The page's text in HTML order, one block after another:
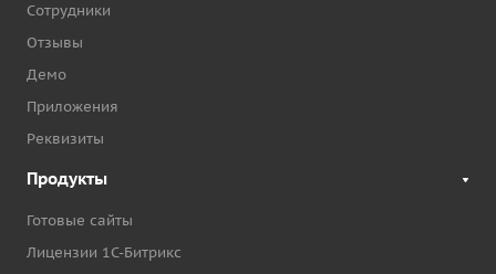
Сотрудники
Отзывы
Демо
Приложения
Реквизиты
Продукты
Готовые сайты
Лицензии 1С-Битрикс